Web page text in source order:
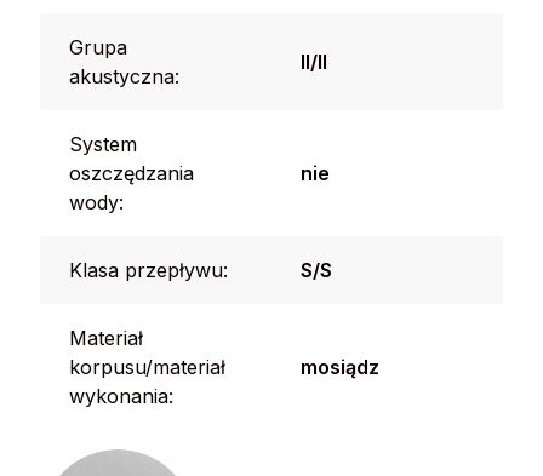
Grupa
akustyczna:
II/II
System
oszczędzania
wody:
nie
Klasa przepływu: S/S
Materiał
korpusu/materiał
wykonania:
mosiądz